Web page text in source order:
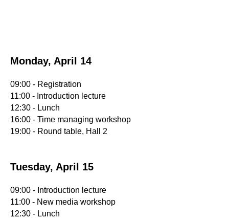
Monday, April 14
09:00 - Registration
11:00 - Introduction lecture
12:30 - Lunch
16:00 - Time managing workshop
19:00 - Round table, Hall 2
Tuesday, April 15
09:00 - Introduction lecture
11:00 - New media workshop
12:30 - Lunch